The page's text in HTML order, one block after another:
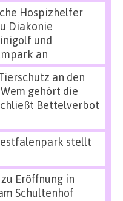
Hospizhelfer
Diakonie
und
an
an den
Wem gehört die
Bettelverbot
stellt
zu Eröffnung in
Schultenhof